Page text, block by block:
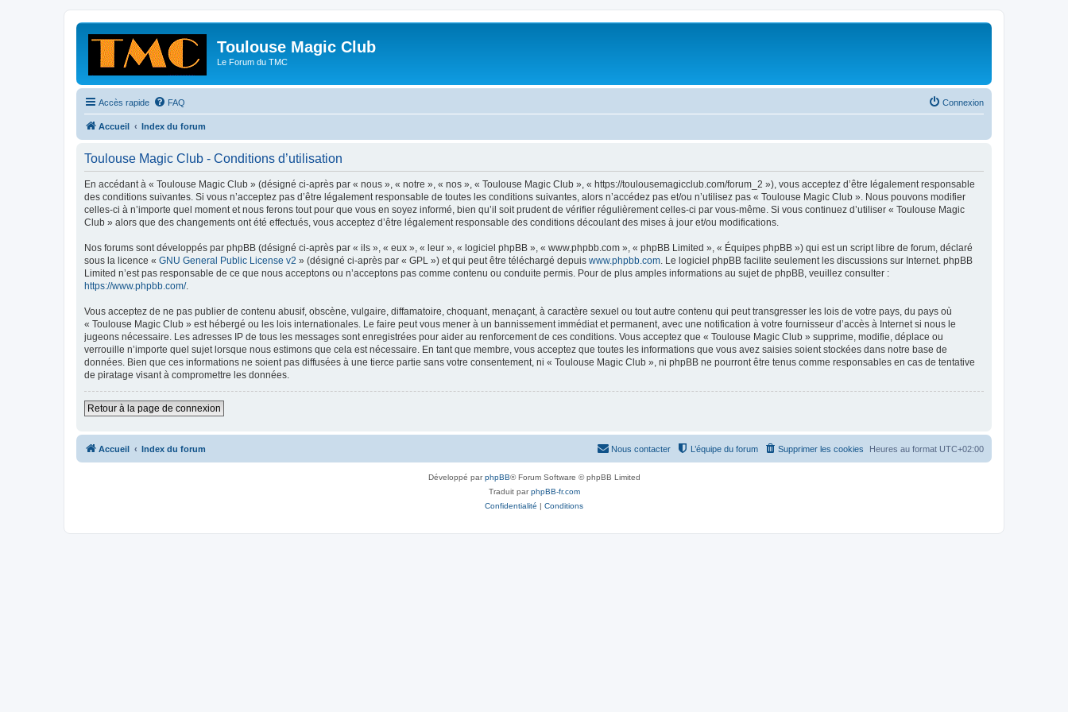
Toulouse Magic Club
Le Forum du TMC
Accès rapide FAQ Connexion
Accueil Index du forum
Toulouse Magic Club - Conditions d’utilisation
En accédant à « Toulouse Magic Club » (désigné ci-après par « nous », « notre », « nos », « Toulouse Magic Club », « https://toulousemagicclub.com/forum_2 »), vous acceptez d’être légalement responsable
des conditions suivantes. Si vous n’acceptez pas d’être légalement responsable de toutes les conditions suivantes, alors n’accédez pas et/ou n’utilisez pas « Toulouse Magic Club ». Nous pouvons modifier
celles-ci à n’importe quel moment et nous ferons tout pour que vous en soyez informé, bien qu’il soit prudent de vérifier régulièrement celles-ci par vous-même. Si vous continuez d’utiliser « Toulouse Magic
Club » alors que des changements ont été effectués, vous acceptez d’être légalement responsable des conditions découlant des mises à jour et/ou modifications.
Nos forums sont développés par phpBB (désigné ci-après par « ils », « eux », « leur », « logiciel phpBB », « www.phpbb.com », « phpBB Limited », « Équipes phpBB ») qui est un script libre de forum, déclaré
sous la licence « GNU General Public License v2 » (désigné ci-après par « GPL ») et qui peut être téléchargé depuis www.phpbb.com . Le logiciel phpBB facilite seulement les discussions sur Internet. phpBB
Limited n’est pas responsable de ce que nous acceptons ou n’acceptons pas comme contenu ou conduite permis. Pour de plus amples informations au sujet de phpBB, veuillez consulter :
https://www.phpbb.com/.
Vous acceptez de ne pas publier de contenu abusif, obscène, vulgaire, diffamatoire, choquant, menaçant, à caractère sexuel ou tout autre contenu qui peut transgresser les lois de votre pays, du pays où
« Toulouse Magic Club » est hébergé ou les lois internationales. Le faire peut vous mener à un bannissement immédiat et permanent, avec une notification à votre fournisseur d’accès à Internet si nous le
jugeons nécessaire. Les adresses IP de tous les messages sont enregistrées pour aider au renforcement de ces conditions. Vous acceptez que « Toulouse Magic Club » supprime, modifie, déplace ou
verrouille n’importe quel sujet lorsque nous estimons que cela est nécessaire. En tant que membre, vous acceptez que toutes les informations que vous avez saisies soient stockées dans notre base de
données. Bien que ces informations ne soient pas diffusées à une tierce partie sans votre consentement, ni « Toulouse Magic Club », ni phpBB ne pourront être tenus comme responsables en cas de tentative
de piratage visant à compromettre les données.
Retour à la page de connexion
Accueil Index du forum Heures au format UTC+02:00
Supprimer les cookies
L’équipe du forum
Nous contacter
Développé parphpBB® Forum Software © phpBB Limited
Traduit parphpBB-fr.com
Confidentialité | Conditions